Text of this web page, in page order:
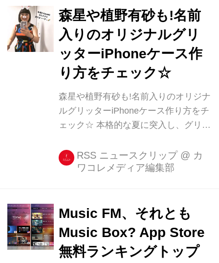
良いので楽 [...]
森星や植野有砂も!名前
入りのオリジナルグリ
ッターiPhoneケース作
り方をチェック☆
森星や植野有砂も!名前入りのオリジナ
ルグリッターiPhoneケース作り方をチ
ェック☆ 本格的な夏に突入し、グリッ
よく見かけるようになりました☆ でも
ただのグリッターのケースではなく
前入りグリッター [...]
RSS ニュースクリップ @ カ
ワコレメディア編集部
Music FM、それとも
Music Box? App Store
無料ランキングトップ